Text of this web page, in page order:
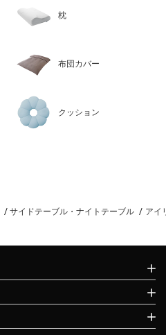
枕
布団カバー
クッション
サイドテーブル・ナイトテーブル アイ